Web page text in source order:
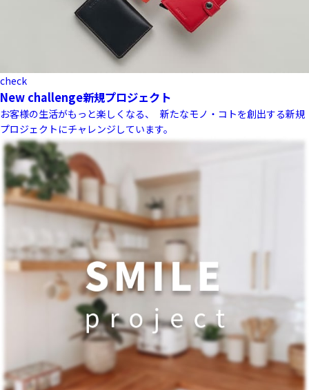
check
New challenge新規プロジェクト
お客様の生活がもっと楽しくなる、 新たなモノ・コトを創出する新規
プロジェクトにチャレンジしています。